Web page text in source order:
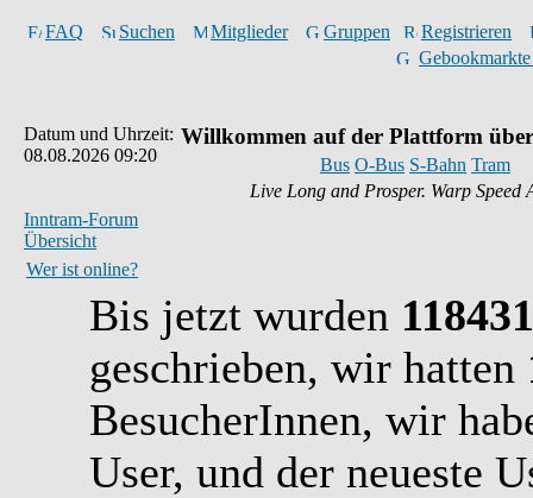
FAQ Suchen Mitglieder Gruppen
Registrieren
Datum und Uhrzeit:
08.08.2026 09:20
Inntram-Forum
Übersicht
Willkommen auf der Plattform
Bus O-Bus S-Bahn Tram
Live Long and Prosper. Warp Speed
Wer ist online?
Bis jetzt wurden 118431
geschrieben, wir hatten
BesucherInnen, wir
User, und der neueste